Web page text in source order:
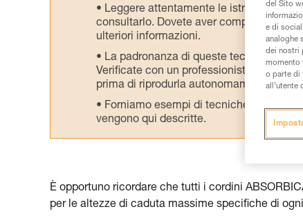
Leggere attentamente le istruzioni
consultarlo. Dovete aver compreso le
ulteriori informazioni.
La padronanza di queste tecniche
Verificate con un professionista la
prima di riprodurla autonomamente.
Forniamo esempi di tecniche relative
vengono qui descritte.
È opportuno ricordare che tutti i cordini
per le altezze di caduta massime specifiche di
del Sito
e di
analoghe
dei nostri
momento
o parte di
all’utente